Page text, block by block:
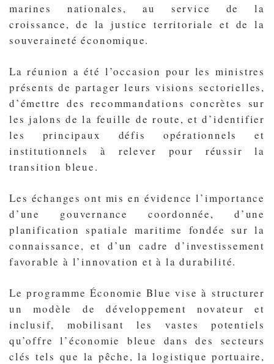
marines nationales, au service de la
croissance, de la justice territoriale et de la
souveraineté économique.
La réunion a été l’occasion pour les ministres
présents de partager leurs visions sectorielles,
d’émettre des recommandations concrètes sur
les jalons de la feuille de route, et d’identifier
les principaux défis opérationnels et
institutionnels à relever pour réussir la
transition bleue.
Les échanges ont mis en évidence l’importance
d’une gouvernance coordonnée, d’une
planification spatiale maritime fondée sur la
connaissance, et d’un cadre d’investissement
favorable à l’innovation et à la durabilité.
Le programme Économie Blue vise à structurer
un modèle de développement novateur et
inclusif, mobilisant les vastes potentiels
qu’offre l’économie bleue dans des secteurs
clés tels que la pêche, la logistique portuaire,